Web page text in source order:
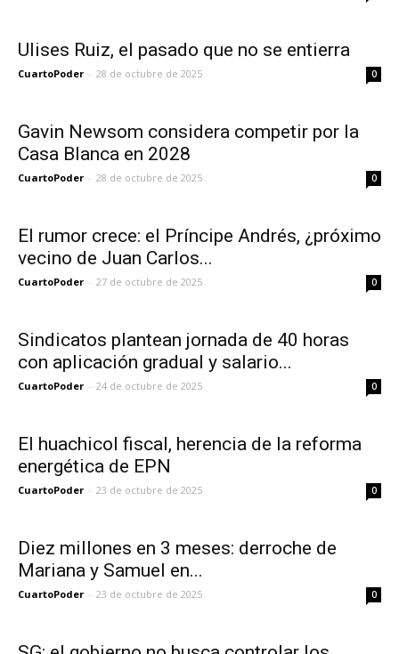
Ulises Ruiz, el pasado que no se entierra
CuartoPoder - 28 de octubre de 2025 0
Gavin Newsom considera competir por la
Casa Blanca en 2028
CuartoPoder - 28 de octubre de 2025 0
El rumor crece: el Príncipe Andrés, ¿próximo
vecino de Juan Carlos...
CuartoPoder - 27 de octubre de 2025 0
Sindicatos plantean jornada de 40 horas
con aplicación gradual y salario...
CuartoPoder - 24 de octubre de 2025 0
El huachicol fiscal, herencia de la reforma
energética de EPN
CuartoPoder - 23 de octubre de 2025 0
Diez millones en 3 meses: derroche de
Mariana y Samuel en...
CuartoPoder - 23 de octubre de 2025 0